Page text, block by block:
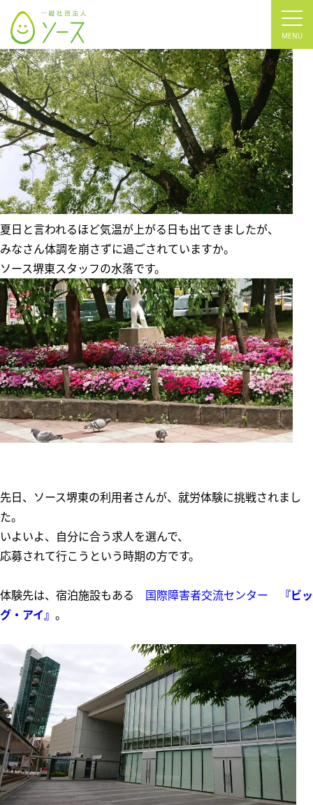
夏日と言われるほど気温が上がる日も出てきましたが、
みなさん体調を崩さずに過ごされていますか。
ソース堺東スタッフの水落です。
先日、ソース堺東の利用者さんが、就労体験に挑戦されまし
た。
いよいよ、自分に合う求人を選んで、
応募されて行こうという時期の方です。
体験先は、宿泊施設もある 国際障害者交流センター
『ビッ
グ・アイ』 。